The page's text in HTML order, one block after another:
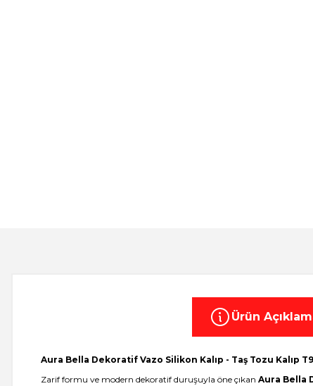
Ürün
Aura Bella Dekoratif Vazo Silikon Kalıp - Taş Tozu Kalıp
Zarif formu ve modern dekoratif duruşuyla öne çıkan Aura Bella